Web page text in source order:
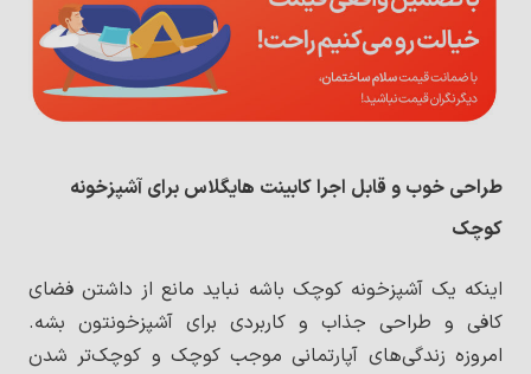
طراحی خوب و قابل اجرا کابینت هایگلاس برای آشپزخونه
کوچک
اینکه یک آشپزخونه کوچک باشه نباید مانع از داشتن فضای
کافی و طراحی جذاب و کاربردی برای آشپزخونتون بشه.
امروزه زندگی‌های آپارتمانی موجب کوچک و کوچک‌تر شدن